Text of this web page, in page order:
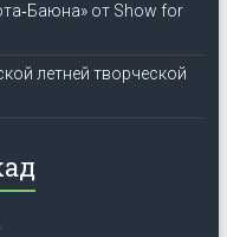
от Show for
летней творческой